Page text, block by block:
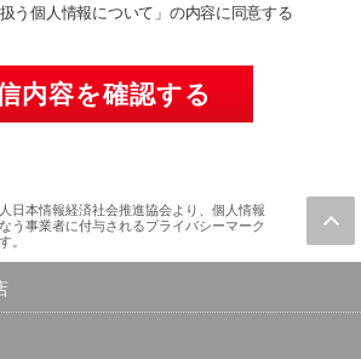
う個人情報について」の内容に同意する
日本情報経済社会推進協会より、個人情報
う事業者に付与されるプライバシーマーク
。